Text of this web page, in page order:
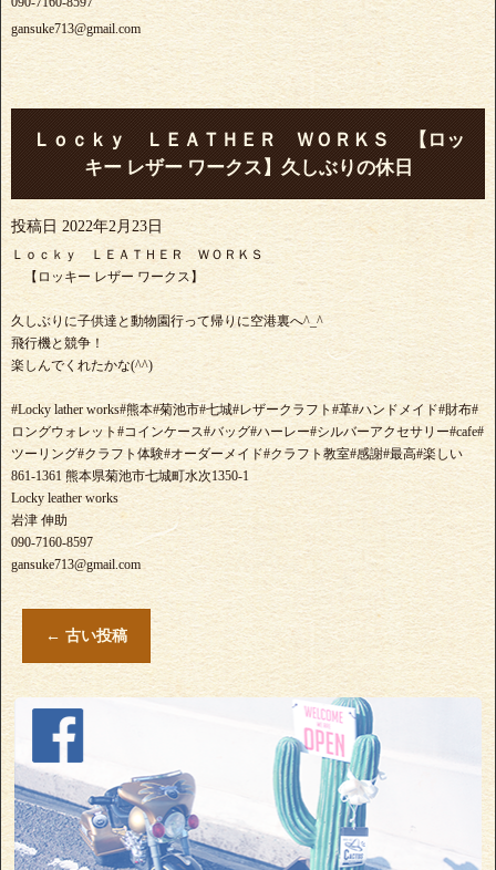
gansuke713@gmail.com
Ｌｏｃｋｙ ＬＥＡＴＨＥＲ ＷＯＲＫＳ 【ロッ
キー レザー ワークス】久しぶりの休日
投稿日 2022年2月23日
Ｌｏｃｋｙ ＬＥＡＴＨＥＲ ＷＯＲＫＳ
【ロッキー レザー ワークス】
久しぶりに子供達と動物園行って帰りに空港裏へ^_^
飛行機と競争！
楽しんでくれたかな(^^)
#Locky lather works#熊本#菊池市#七城#レザークラフト#革#ハンドメイド#財布#
ロングウォレット#コインケース#バッグ#ハーレー#シルバーアクセサリー#cafe#
ツーリング#クラフト体験#オーダーメイド#クラフト教室#感謝#最高#楽しい
861-1361 熊本県菊池市七城町水次1350-1
Locky leather works
岩津 伸助
090-7160-8597
gansuke713@gmail.com
← 古い投稿